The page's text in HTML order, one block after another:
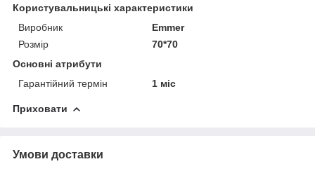
Користувальницькі характеристики
Виробник
Emmer
Розмір
70*70
Основні атрибути
Гарантійний термін
1 міс
Приховати
Умови доставки